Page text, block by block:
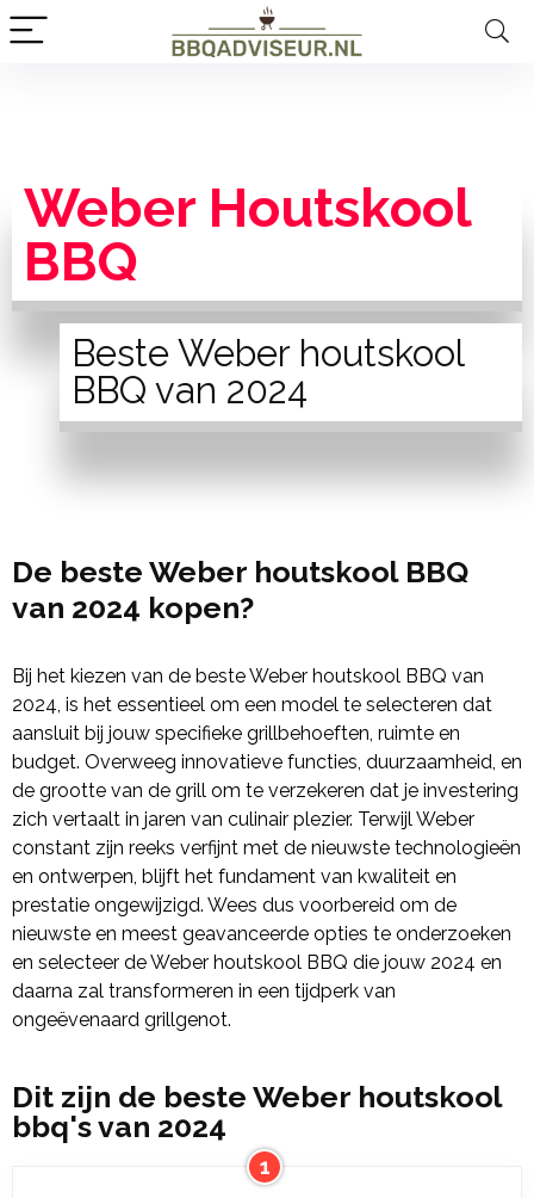
Weber Houtskool
BBQ
Beste Weber houtskool
BBQ van 2024
De beste Weber houtskool BBQ
van 2024 kopen?
Bij het kiezen van de beste Weber houtskool BBQ van
2024, is het essentieel om een model te selecteren dat
aansluit bij jouw specifieke grillbehoeften, ruimte en
budget. Overweeg innovatieve functies, duurzaamheid, en
de grootte van de grill om te verzekeren dat je investering
zich vertaalt in jaren van culinair plezier. Terwijl Weber
constant zijn reeks verfijnt met de nieuwste technologieën
en ontwerpen, blijft het fundament van kwaliteit en
prestatie ongewijzigd. Wees dus voorbereid om de
nieuwste en meest geavanceerde opties te onderzoeken
en selecteer de Weber houtskool BBQ die jouw 2024 en
daarna zal transformeren in een tijdperk van
ongeëvenaard grillgenot.
Dit zijn de beste Weber houtskool
bbq's van 2024
1